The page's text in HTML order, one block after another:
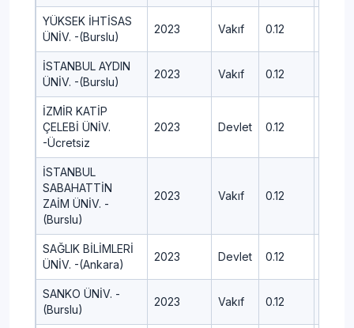
YÜKSEK İHTİSAS
ÜNİV. -(Burslu)
2023 Vakıf 0.12
İSTANBUL AYDIN
ÜNİV. -(Burslu)
2023 Vakıf 0.12
İZMİR KATİP
ÇELEBİ ÜNİV.
-Ücretsiz
2023 Devlet 0.12
İSTANBUL
SABAHATTİN
ZAİM ÜNİV. -
(Burslu)
2023 Vakıf 0.12
SAĞLIK BİLİMLERİ
ÜNİV. -(Ankara)
2023 Devlet 0.12
SANKO ÜNİV. -
(Burslu)
2023 Vakıf 0.12